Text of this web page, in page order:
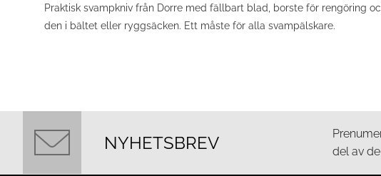
Praktisk svampkniv från Dorre med fällbart blad, borste för rengöring
den i bältet eller ryggsäcken. Ett måste för alla svampälskare.
NYHETSBREV
del av